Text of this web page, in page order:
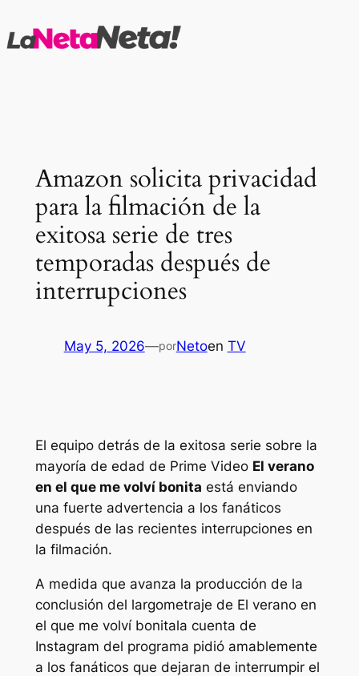
al
Amazon solicita privacidad
para la filmación de la
exitosa serie de tres
temporadas después de
interrupciones
May 5, 2026—porNetoen TV
El equipo detrás de la exitosa serie sobre la
mayoría de edad de Prime Video El verano
en el que me volví bonita está enviando
una fuerte advertencia a los fanáticos
después de las recientes interrupciones en
la filmación.
A medida que avanza la producción de la
conclusión del largometraje de El verano en
el que me volví bonitala cuenta de
Instagram del programa pidió amablemente
a los fanáticos que dejaran de interrumpir el